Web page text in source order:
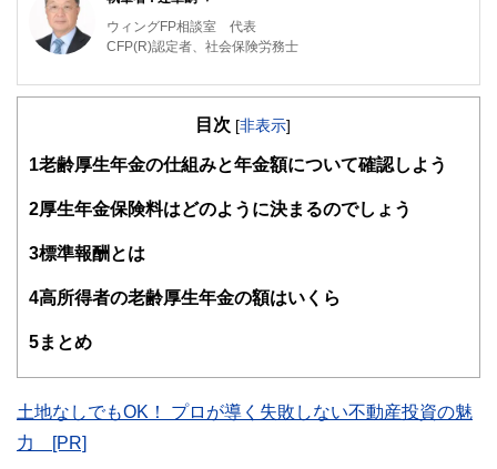
ウィングFP相談室 代表
CFP(R)認定者、社会保険労務士
元航空自衛隊の戦闘機パイロット。在職中にCFP(R)、社会
ライフプラン・セミナー、社会保険労務士法人で介護離職防
ィングFP相談室」を開業し、「あなたの夢を実現し不安を
のホームドクター(R)」をモットーに個別相談やセミナー講
https://www.wing-fp.com/
目次 [非表示]
1老齢厚生年金の仕組みと年金額について確認しよう
2厚生年金保険料はどのように決まるのでしょう
3標準報酬とは
4高所得者の老齢厚生年金の額はいくら
5まとめ
土地なしでもOK！ プロが導く失敗しない不動産投資の魅
力 [PR]